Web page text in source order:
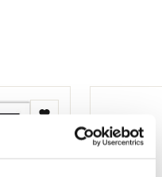
verlanglijst